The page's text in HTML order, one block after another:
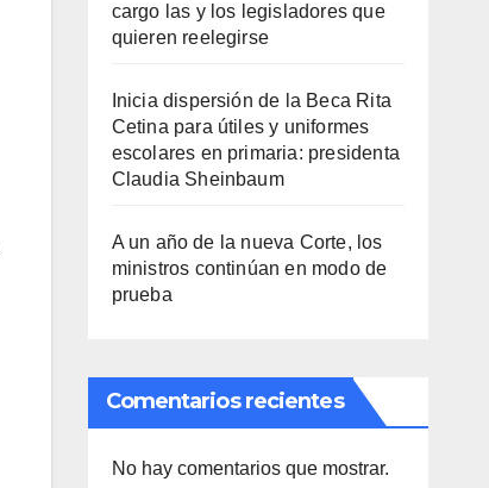
cargo las y los legisladores que
quieren reelegirse
Inicia dispersión de la Beca Rita
Cetina para útiles y uniformes
escolares en primaria: presidenta
Claudia Sheinbaum
A un año de la nueva Corte, los
ministros continúan en modo de
prueba
Comentarios recientes
No hay comentarios que mostrar.